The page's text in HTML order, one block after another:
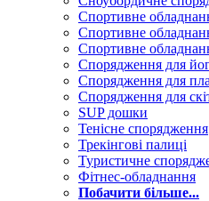
Спортивне
Спортивне
Спортивне
Спорядження для
Спорядження для
Спорядження для
SUP дошки
Тенісне спорядження
Трекінгові палиці
Туристичне
Фітнес-обладнання
Побачити більше...